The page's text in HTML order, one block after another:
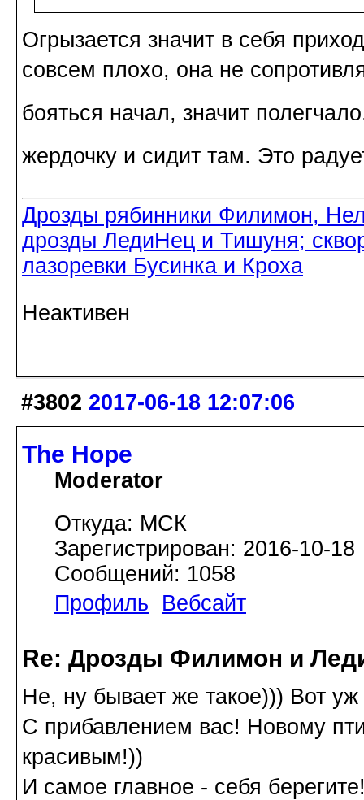
Огрызается значит в себя
совсем плохо, она не
бояться начал, значит
жердочку и сидит там. Это
Дрозды рябинники Филимон,
дрозды ЛедиНец и Тишуня;
лазоревки Бусинка и Кроха
Неактивен
#3802 2017-06-18 12:07:06
The Hope
Moderator
Откуда: МСК
Зарегистрирован: 2016-10-18
Сообщений: 1058
Профиль
Вебсайт
Re: Дрозды Филимон и
Не, ну бывает же такое))) Вот
С прибавлением вас! Новому
красивым!))
И самое главное - себя